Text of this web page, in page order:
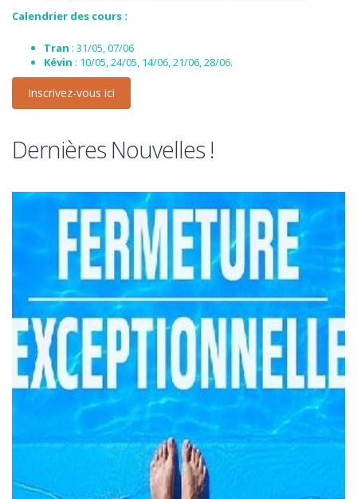
Calendrier des cours :
Tran : 31/05, 07/06
Kévin : 10/05, 24/05, 14/06, 21/06, 28/06.
Inscrivez-vous ici
Dernières Nouvelles !